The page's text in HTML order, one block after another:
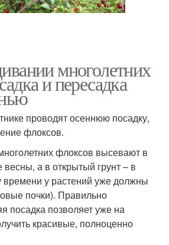
многолетних
и пересадка
проводят осеннюю посадку,
флоксов.
флоксов высевают в
а в открытый грунт – в
времени у растений уже должны
почки). Правильно
посадка позволяет уже на
красивые, полноценно